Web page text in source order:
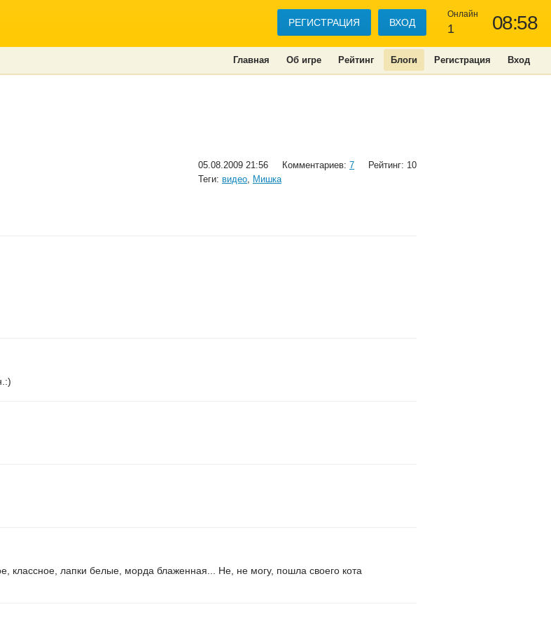
08:58
Онлайн
1
РЕГИСТРАЦИЯ ВХОД
Главная Об игре Рейтинг Блоги Регистрация Вход
05.08.2009 21:56 Комментариев: 7
Рейтинг: 10
Теги: видео, Мишка
классное, лапки белые, морда блаженная... Не, не могу, пошла своего кота